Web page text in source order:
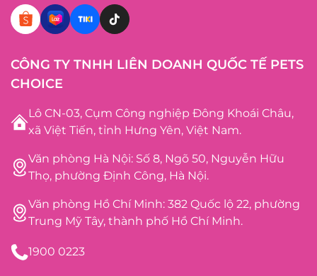
CÔNG TY TNHH LIÊN DOANH QUỐC TẾ PETS
CHOICE
Lô CN-03, Cụm Công nghiệp Đông Khoái Châu,
xã Việt Tiến, tỉnh Hưng Yên, Việt Nam.
Văn phòng Hà Nội: Số 8, Ngõ 50, Nguyễn Hữu
Thọ, phường Định Công, Hà Nội.
Văn phòng Hồ Chí Minh: 382 Quốc lộ 22, phường
Trung Mỹ Tây, thành phố Hồ Chí Minh.
1900 0223